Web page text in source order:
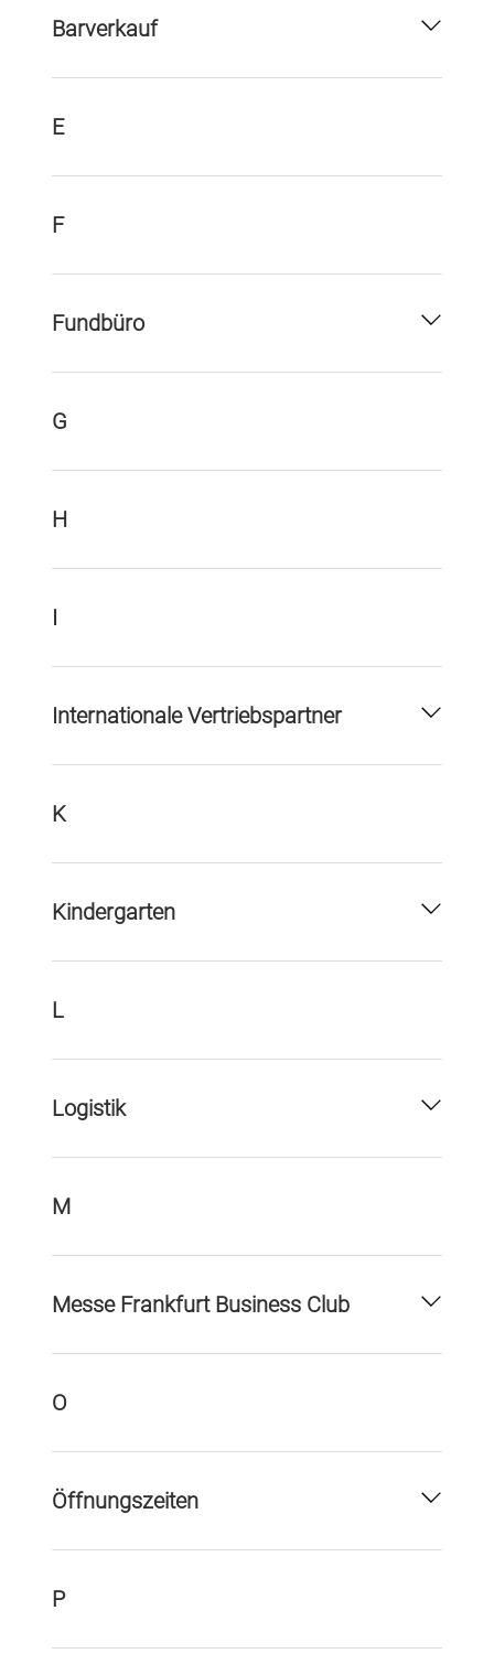
Barverkauf
E
F
Fundbüro
G
H
I
Internationale Vertriebspartner
K
Kindergarten
L
Logistik
M
Messe Frankfurt Business Club
O
Öffnungszeiten
P